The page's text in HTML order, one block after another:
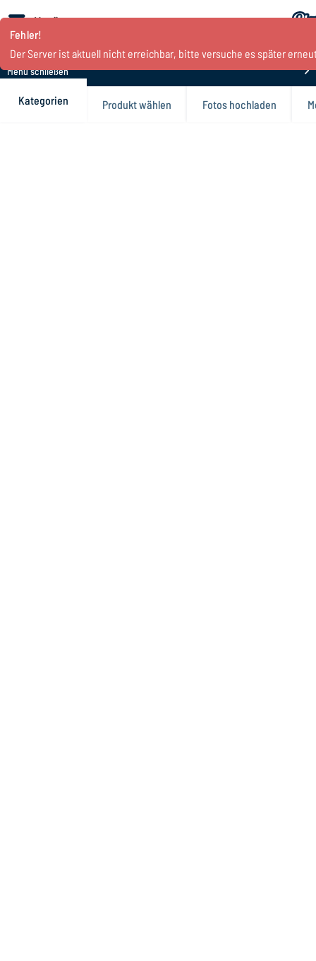
Menü
Menü schließen
Kategorien Produkt wählen Fotos hochladen
Fehler!
Der Server ist aktuell nicht erreichbar, bitte versuche es später